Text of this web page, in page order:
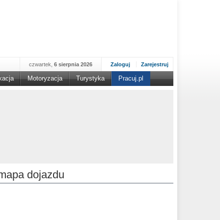
Zaloguj Zarejestruj
czwartek, 6 sierpnia 2026
Motoryzacja Turystyka Pracuj.pl
dojazdu